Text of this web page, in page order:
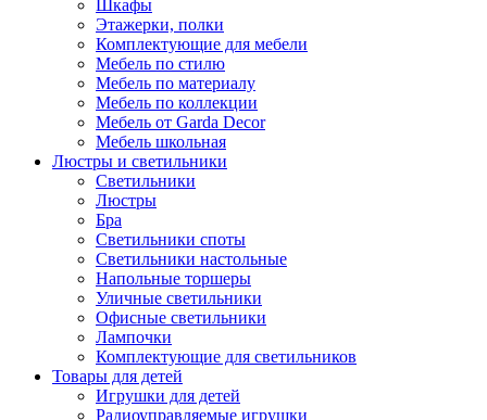
Шкафы
Этажерки, полки
Комплектующие для мебели
Мебель по стилю
Мебель по материалу
Мебель по коллекции
Мебель от Garda Decor
Мебель школьная
Люстры и светильники
Светильники
Люстры
Бра
Светильники споты
Светильники настольные
Напольные торшеры
Уличные светильники
Офисные светильники
Лампочки
Комплектующие для светильников
Товары для детей
Игрушки для детей
Радиоуправляемые игрушки